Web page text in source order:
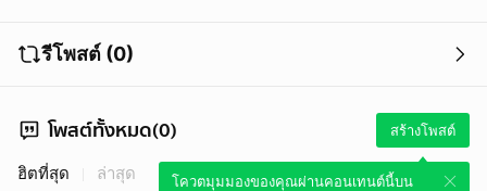
รีโพสต์ (0)
โพสต์ทั้งหมด(0) สร้างโพสต์
โควตมุมมองของคุณผ่านคอนเทนต์นี้บน
ฮิตที่สุด ล่าสุด